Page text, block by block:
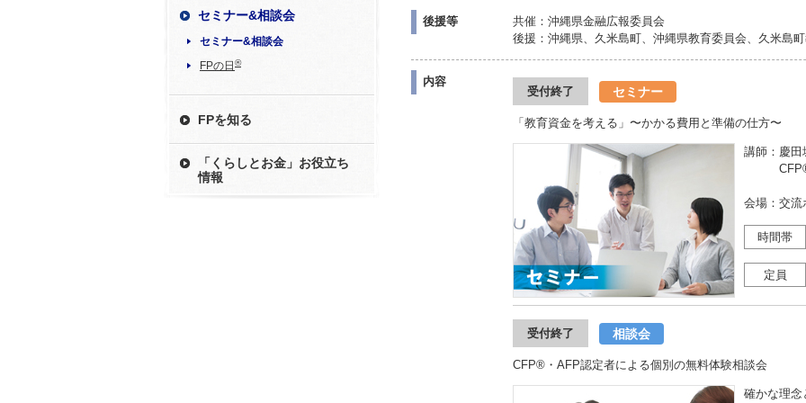
セミナー&相談会
セミナー&相談会
FPの日 ®
FPを知る
「くらしとお金」お役立ち
情報
後援等
共催：沖縄県金融広報委員会
後援：沖縄県、久米島町、沖縄県教育委員会、久米島
内容
受付終了 セミナー
「教育資金を考える」〜かかる費用と準備の仕方〜
講師：慶
CFP®認
会場：交流
時間帯
定員
受付終了 相談会
CFP®・AFP認定者による個別の無料体験相談会
確かな理念